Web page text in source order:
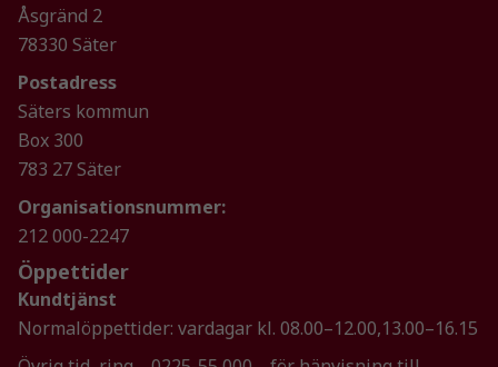
Åsgränd 2
78330 Säter
Postadress
Säters kommun
Box 300
783 27 Säter
Organisationsnummer:
212 000-2247
Öppettider
Kundtjänst
Normalöppettider: vardagar kl. 08.00–12.00,13.00–16.15
hemsidans